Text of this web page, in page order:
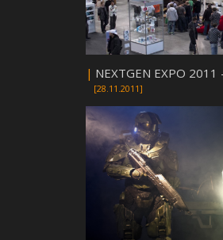
| NEXTGEN EXPO 2011
[28.11.2011]